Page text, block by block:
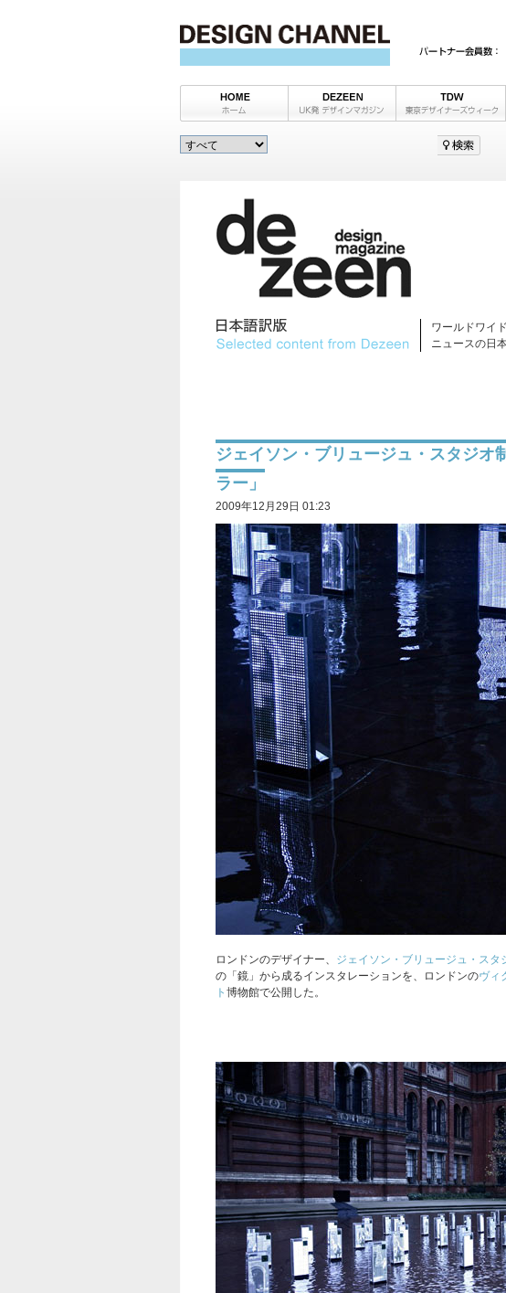
ワールドワイ
ニュースの日
ジェイソン・ブリュージュ・スタジオ
ラー」
2009年12月29日 01:23
ロンドンのデザイナー、 ジェイソン・ブリュージュ・スタ
の「鏡」から成るインスタレーションを、ロンドンのヴィ
ト 博物館で公開した。